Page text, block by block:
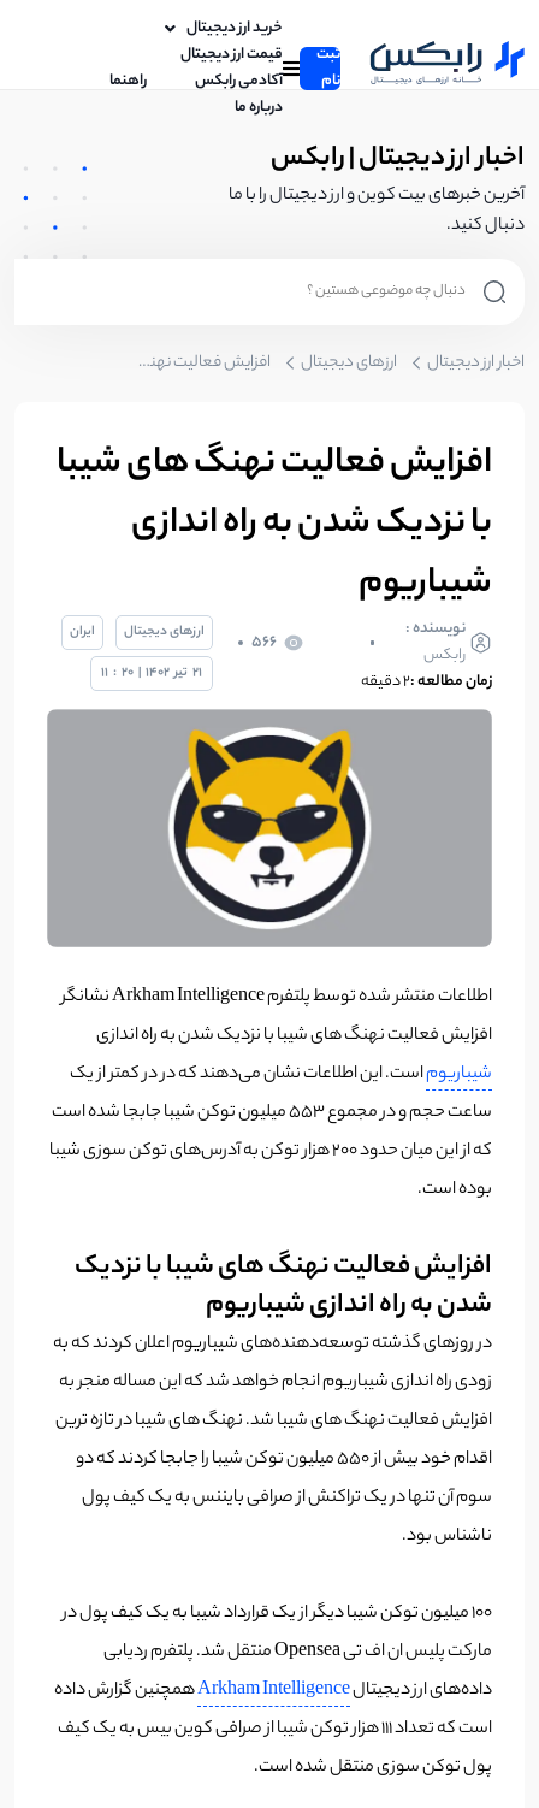
ثبت
نام
خرید ارز دیجیتال
قیمت ارز دیجیتال
آکادمی رابکس
راهنما
درباره ما
اخبار ارز دیجیتال | رابکس
آخرین خبرهای بیت کوین و ارز دیجیتال را با ما
دنبال کنید.
اخبار ارز دیجیتال ارزهای دیجیتال افزایش فعالیت نهنگ های شیبا با نزدیک شدن به راه اندازی شیباریوم
افزایش فعالیت نهنگ های شیبا
با نزدیک شدن به راه اندازی
شیباریوم
نویسنده :
رابکس
566
زمان مطالعه :2 دقیقه
ارزهای دیجیتال
ایران
21 تیر 1402
|
20
:
11
اطلاعات منتشر شده توسط پلتفرم Arkham Intelligence نشانگر
افزایش فعالیت نهنگ های شیبا با نزدیک شدن به راه اندازی
شیباریوماست. این اطلاعات نشان می‌دهند که در در کمتر از یک
ساعت حجم و در مجموع 553 میلیون توکن شیبا جابجا شده است
که از این میان حدود 200 هزار توکن به آدرس‌های توکن سوزی شیبا
بوده است.
افزایش فعالیت نهنگ های شیبا با نزدیک
شدن به راه اندازی شیباریوم
در روزهای گذشته توسعه‌دهنده‌های شیباریوم اعلان کردند که به
زودی راه اندازی شیباریوم انجام خواهد شد که این مساله منجر به
افزایش فعالیت نهنگ های شیبا شد. نهنگ های شیبا در تازه ترین
اقدام خود بیش از 550 میلیون توکن شیبا را جابجا کردند که دو
سوم آن تنها در یک تراکنش از صرافی بایننس به یک کیف پول
ناشناس بود.
100 میلیون توکن شیبا دیگر از یک قرارداد شیبا به یک کیف پول در
مارکت پلیس ان اف تی Opensea منتقل شد. پلتفرم ردیابی
داده‌های ارز دیجیتالArkham Intelligenceهمچنین گزارش داده
است که تعداد 111 هزار توکن شیبا از صرافی کوین بیس به یک کیف
پول توکن سوزی منتقل شده است.